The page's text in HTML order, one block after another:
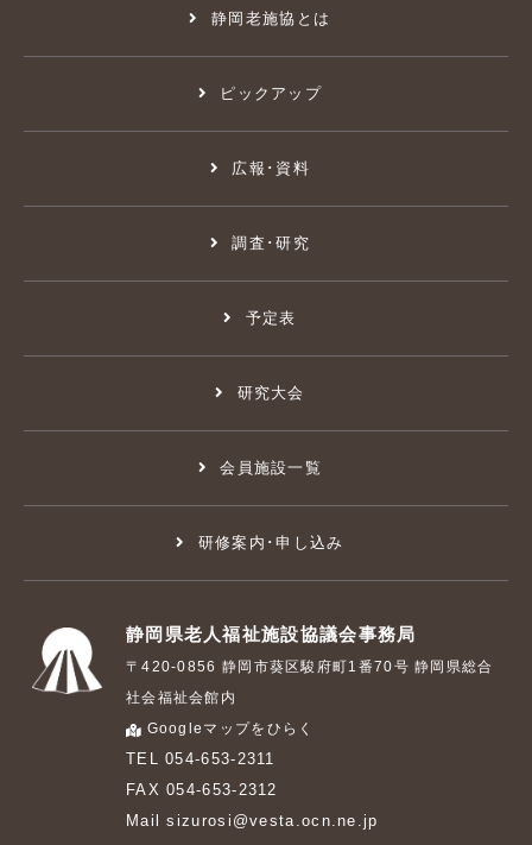
静岡老施協とは
ピックアップ
広報･資料
調査･研究
予定表
研究大会
会員施設一覧
研修案内･申し込み
静岡県老人福祉施設協議会事務局
〒420-0856 静岡市葵区駿府町1番70号 静岡県総合
社会福祉会館内
Googleマップをひらく
TEL 054-653-2311
FAX 054-653-2312
Mail sizurosi@vesta.ocn.ne.jp